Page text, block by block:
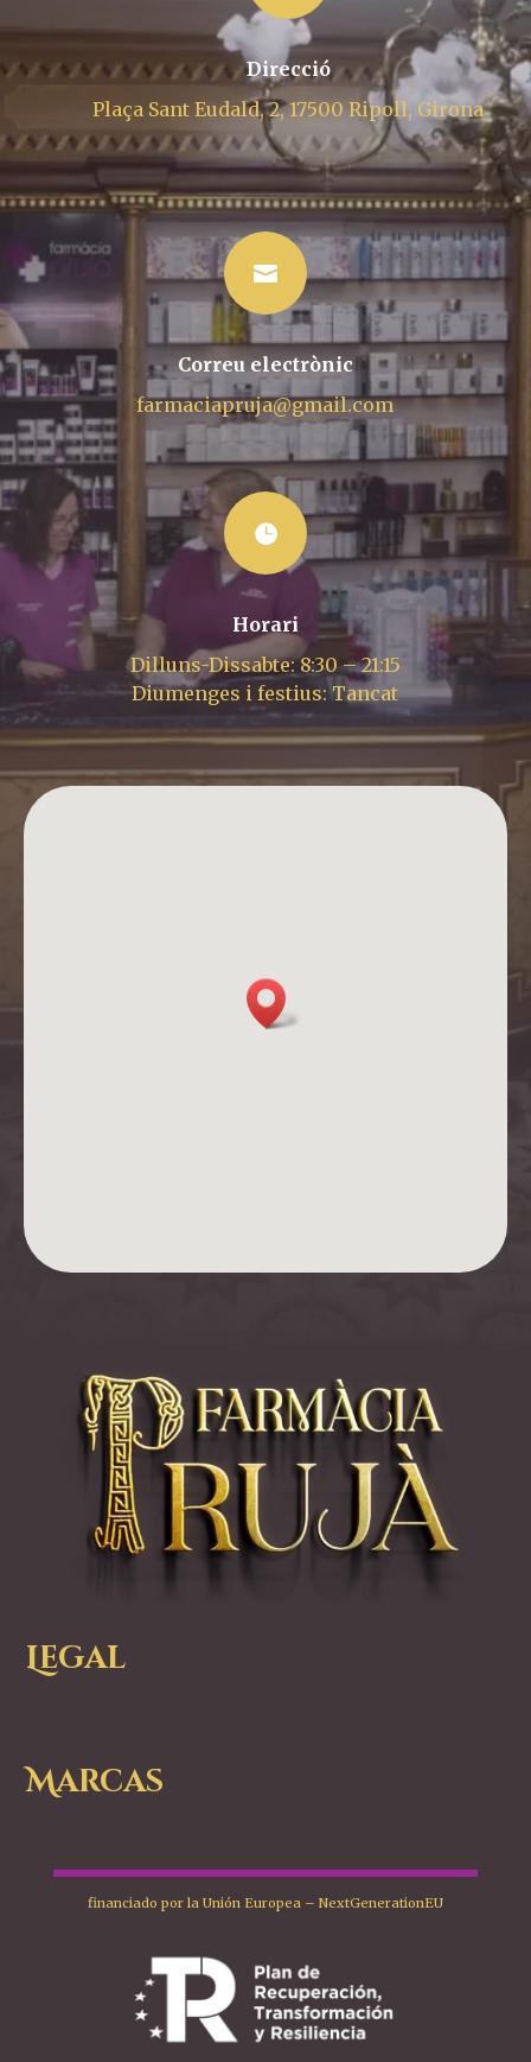
Direcció
Plaça Sant Eudald, 2, 17500 Ripoll, Girona

Correu electrònic
farmaciapruja@gmail.com

Horari
Dilluns-Dissabte: 8:30 – 21:15
Diumenges i festius: Tancat
Legal
Marcas
financiado por la Unión Europea – NextGenerationEU